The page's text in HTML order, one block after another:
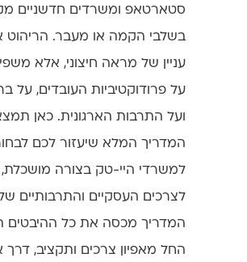
סטארטאפ ומשרדים חדשניים
בשלבי הקמה או מעבר. הריהוט
עניין של מראה חיצוני, אלא
על פרודוקטיביות העובדים, על
ועל התרבות הארגונית. כאן
המדריך המלא שיעזור לכם
למשרדי היי-טק בצורה
לצרכים העסקיים והתרבותיים
המדריך מכסה את כל ההיבטים
החל מאפיון צרכים ותקציב, דרך